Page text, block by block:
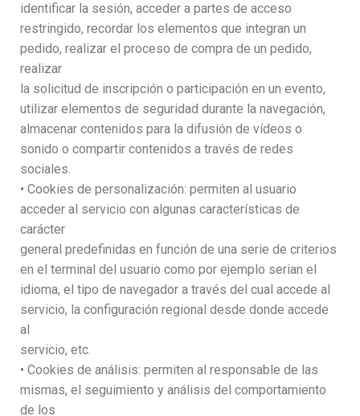
identificar la sesión, acceder a partes de acceso
restringido, recordar los elementos que integran un
pedido, realizar el proceso de compra de un pedido,
realizar
la solicitud de inscripción o participación en un evento,
utilizar elementos de seguridad durante la navegación,
almacenar contenidos para la difusión de vídeos o
sonido o compartir contenidos a través de redes
sociales.
• Cookies de personalización: permiten al usuario
acceder al servicio con algunas características de
carácter
general predefinidas en función de una serie de criterios
en el terminal del usuario como por ejemplo serian el
idioma, el tipo de navegador a través del cual accede al
servicio, la configuración regional desde donde accede
al
servicio, etc.
• Cookies de análisis: permiten al responsable de las
mismas, el seguimiento y análisis del comportamiento
de los